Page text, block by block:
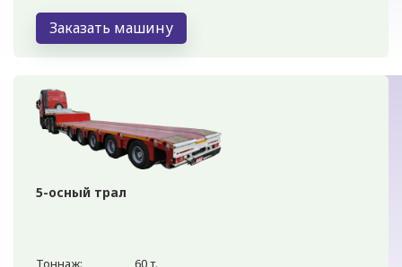
Заказать машину
5-осный трал
Тоннаж:
60 т.